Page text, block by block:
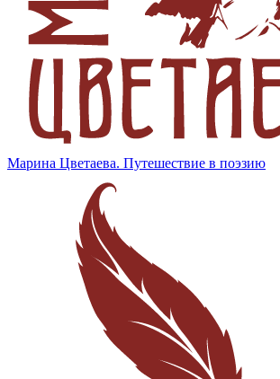
Марина Цветаева. Путешествие в поэзию